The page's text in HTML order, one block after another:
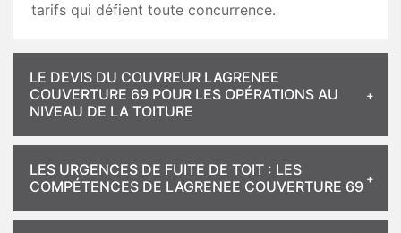
tarifs qui défient toute concurrence.
LE DEVIS DU COUVREUR LAGRENEE
COUVERTURE 69 POUR LES OPÉRATIONS AU
NIVEAU DE LA TOITURE
LES URGENCES DE FUITE DE TOIT : LES
COMPÉTENCES DE LAGRENEE COUVERTURE 69